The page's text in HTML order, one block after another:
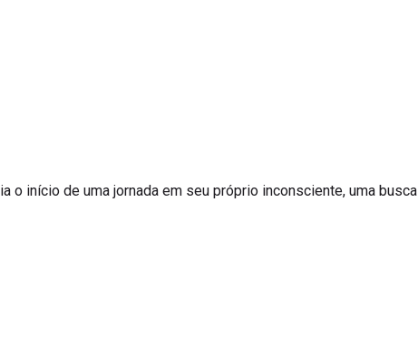
o início de uma jornada em seu próprio inconsciente, uma busca